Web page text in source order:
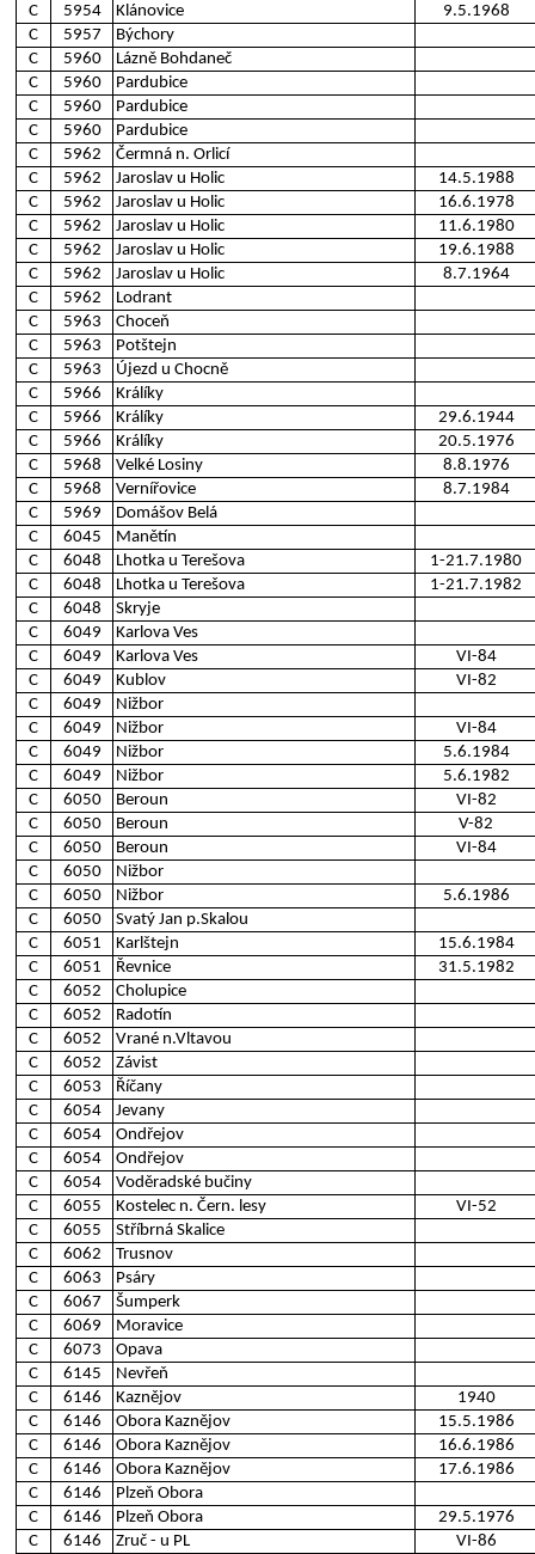
C
5954 Klánovice
9.5.1968
C
5957
Býchory
C
5960
Lázně Bohdaneč
C
5960
Pardubice
C
5960
Pardubice
C
5960
Pardubice
C
5962
Čermná n. Orlicí
C
5962 Jaroslav u Holic
14.5.1988
C
5962 Jaroslav u Holic
16.6.1978
C
5962 Jaroslav u Holic
11.6.1980
C
5962 Jaroslav u Holic
19.6.1988
C
5962 Jaroslav u Holic
8.7.1964
C
5962
Lodrant
C
5963
Choceň
C
5963
Potštejn
C
5963
Újezd u Chocně
C
5966
Králíky
C
5966 Králíky
29.6.1944
C
5966 Králíky
20.5.1976
C
5968 Velké Losiny
8.8.1976
C
5968 Vernířovice
8.7.1984
C
5969
Domášov Belá
C
6045
Manětín
C
6048 Lhotka u Terešova
1-21.7.1980
C
6048 Lhotka u Terešova
1-21.7.1982
C
6048
Skryje
C
6049
Karlova Ves
C
6049 Karlova Ves
VI-84
C
6049 Kublov
VI-82
C
6049
Nižbor
C
6049 Nižbor
VI-84
C
6049 Nižbor
5.6.1984
C
6049 Nižbor
5.6.1982
C
6050 Beroun
VI-82
C
6050 Beroun
V-82
C
6050 Beroun
VI-84
C
6050
Nižbor
C
6050 Nižbor
5.6.1986
C
6050
Svatý Jan p.Skalou
C
6051 Karlštejn
15.6.1984
C
6051 Řevnice
31.5.1982
C
6052
Cholupice
C
6052
Radotín
C
6052
Vrané n.Vltavou
C
6052
Závist
C
6053
Říčany
C
6054
Jevany
C
6054
Ondřejov
C
6054
Ondřejov
C
6054
Voděradské bučiny
C
6055 Kostelec n. Čern. lesy
VI-52
C
6055
Stříbrná Skalice
C
6062
Trusnov
C
6063
Psáry
C
6067
Šumperk
C
6069
Moravice
C
6073
Opava
C
6145
Nevřeň
C
6146 Kaznějov
1940
C
6146 Obora Kaznějov
15.5.1986
C
6146 Obora Kaznějov
16.6.1986
C
6146 Obora Kaznějov
17.6.1986
C
6146
Plzeň Obora
C
6146 Plzeň Obora
29.5.1976
C
6146 Zruč - u PL
VI-86